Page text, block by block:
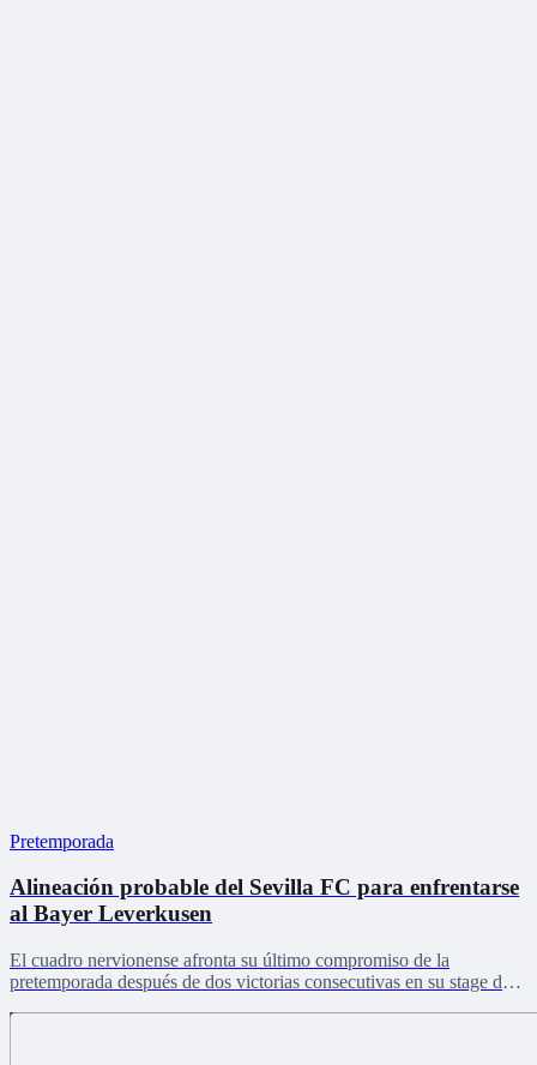
Pretemporada
Alineación probable del Sevilla FC para enfrentarse
al Bayer Leverkusen
El cuadro nervionense afronta su último compromiso de la
pretemporada después de dos victorias consecutivas en su stage de